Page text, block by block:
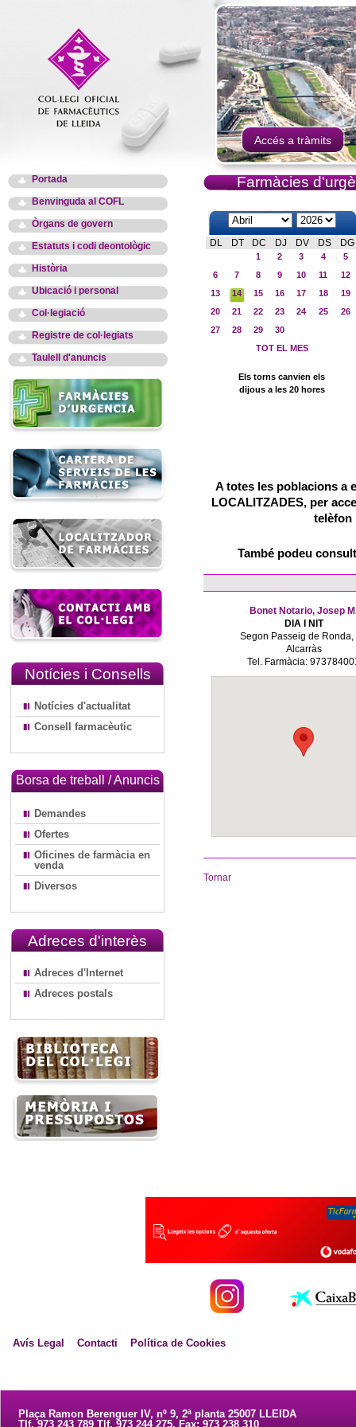
Accés a tràmits
Portada
Benvinguda al COFL
Òrgans de govern
Estatuts i codi deontològic
Història
Ubicació i personal
Col·legiació
Registre de col·legiats
Taulell d'anuncis
Notícies i Consells
Notícies d'actualitat
Consell farmacèutic
Borsa de treball / Anuncis
Demandes
Ofertes
Oficines de farmàcia en
venda
Diversos
Adreces d'interès
Adreces d'Internet
Adreces postals
Farmàcies
DL DT DC DJ DV DS DG
1 2 3 4
5
6
7 8 9 10 11
12
13
14 15 16 17 18
19
20
21 22 23 24 25
26
27
28 29
30
TOT EL MES
Els torns canvien els
dijous a les 20 hores
A totes les poblacions a
LOCALITZADES, per
telèfon
També podeu
Bonet Notario, Josep
DIA I NIT
Segon Passeig de Ronda,
Alcarràs
Tel. Farmàcia:
Tornar
Avís Legal Contacti Política de Cookies
Plaça Ramon Berenguer IV, nº 9, 2ª planta 25007 LLEIDA
Tlf. 973 243 789 Tlf. 973 244 275. Fax: 973 238 310